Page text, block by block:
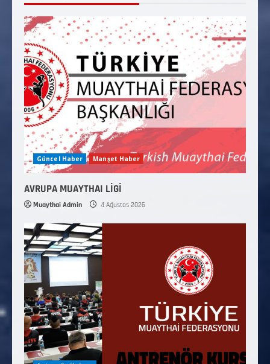
Güncel Haber Manşet Haber
AVRUPA MUAYTHAI LİGİ
Muaythai Admin 4 Ağustos 2026